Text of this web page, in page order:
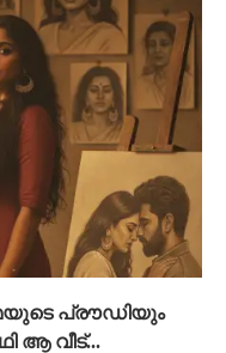
പ്രൗഡിയും
ആ വീട്...